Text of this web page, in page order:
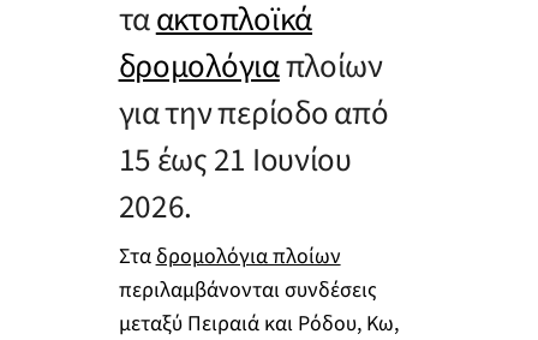
ταακτοπλοϊκά
δρομολόγιαπλοίων
για την περίοδο από
15 έως 21 Ιουνίου
2026.
Στα δρομολόγια πλοίων
περιλαμβάνονται συνδέσεις
μεταξύ Πειραιά και Ρόδου, Κω,